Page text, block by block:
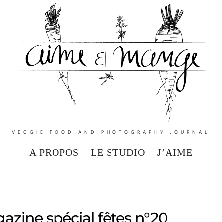
VEGGIE FOOD AND PHOTOGRAPHY JOURNAL
A PROPOS LE STUDIO J’AIME
spécial fêtes n°20